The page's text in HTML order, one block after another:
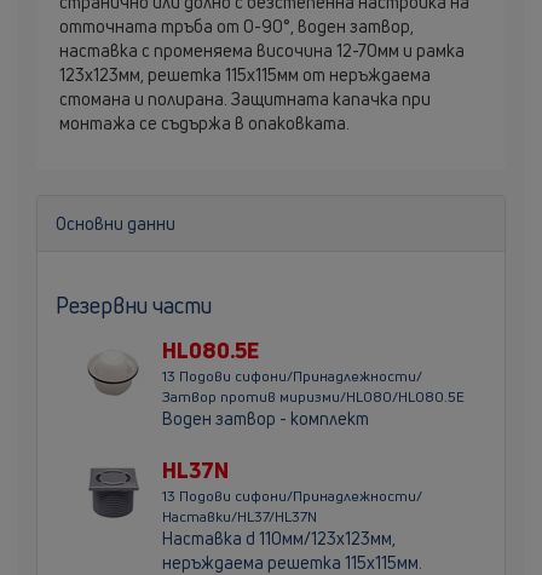
отточната тръба от 0-90°, воден затвор,
наставка с променяема височина 12-70мм и рамка
123х123мм, решетка 115х115мм от неръждаема
стомана и полирана. Защитната капачка при
монтажа се съдържа в опаковката.
Основни данни
Резервни части
HL080.5E
13 Подови сифони/Принадлежности/
Затвор против миризми/HL080/HL080.5E
Воден затвор - комплект
HL37N
13 Подови сифони/Принадлежности/
Наставки/HL37/HL37N
Наставка d 110мм/123х123мм,
неръждаема решетка 115х115мм.